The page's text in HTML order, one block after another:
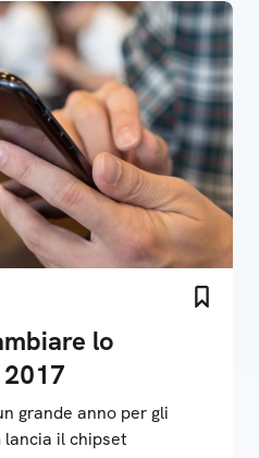
lo
grande anno per gli
lancia il chipset